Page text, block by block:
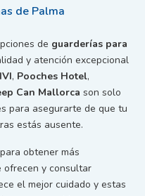
de Palma
de guarderías para
y atención excepcional
, Pooches Hotel,
Can Mallorca son solo
para asegurarte de que tu
estás ausente.
obtener más
ofrecen y consultar
el mejor cuidado y estas